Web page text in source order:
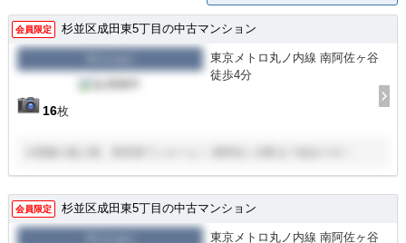
会員限定 杉並区成田東5丁目の中古マンション
16枚
東京メトロ丸ノ内線 南阿佐ヶ谷
徒歩4分
会員限定 杉並区成田東5丁目の中古マンション
東京メトロ丸ノ内線 南阿佐ヶ谷